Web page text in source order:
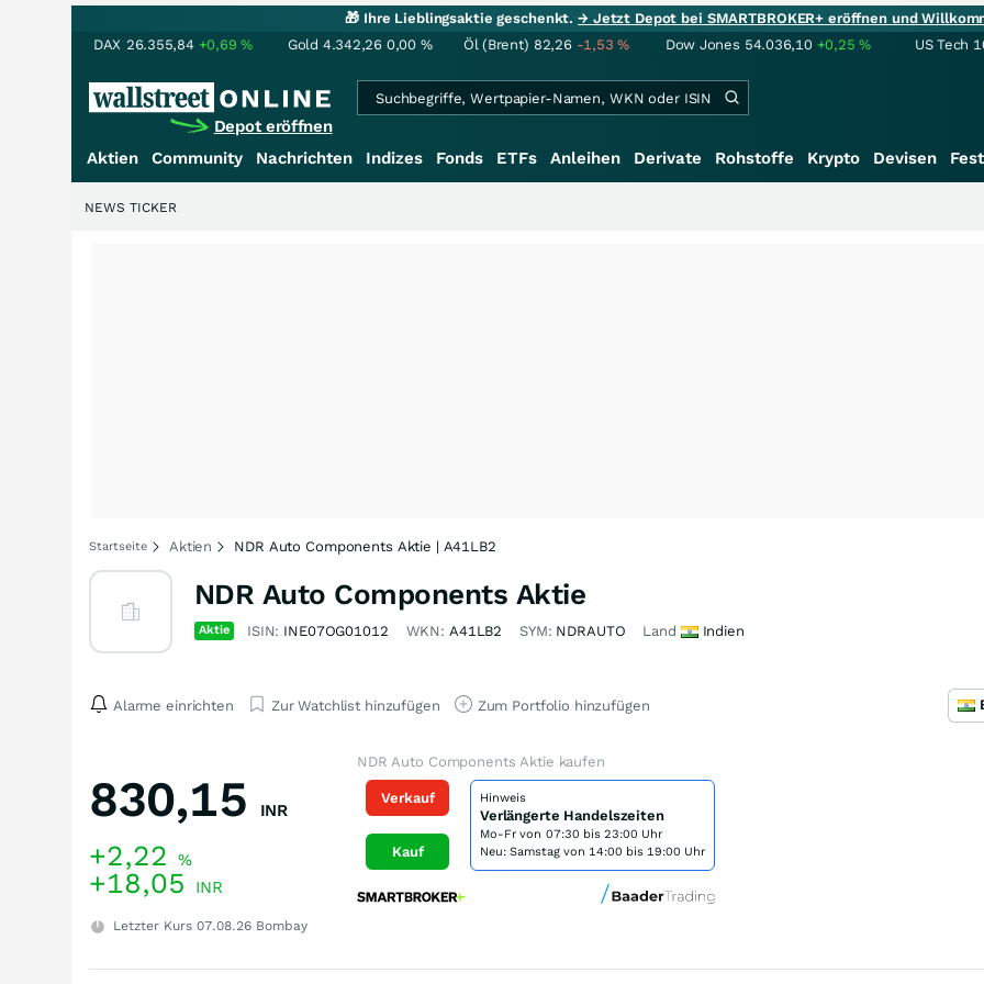
🎁 Ihre Lieblingsaktie geschenkt.→ Jetzt Depot bei SMARTBROKER+ eröffnen und
DAX 26.355,84 +0,69% Gold 4.342,26 0,00 % Öl (Brent) 82,26 -1,53% Dow Jones 54.036,10 +0,25% US Tech
Depot eröffnen
Aktien Community Nachrichten Indizes Fonds ETFs Anleihen Derivate Rohstoffe Krypto Devisen
NEWS TICKER
Startseite Aktien NDR Auto Components Aktie | A41LB2
NDR Auto Components Aktie
Aktie ISIN: INE07OG01012 WKN: A41LB2 SYM: NDRAUTO Land Indien
Alarme einrichten Zur Watchlist hinzufügen Zum Portfolio hinzufügen
830,15 INR
+2,22 %
+18,05 INR
Letzter Kurs 07.08.26 Bombay
NDR Auto Components Aktie kaufen
Verkauf
Kauf
Hinweis
Verlängerte Handelszeiten
Mo-Fr von 07:30 bis 23:00 Uhr
Neu: Samstag von 14:00 bis 19:00 Uhr